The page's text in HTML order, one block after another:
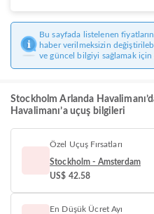
Bu sayfada listelenen
haber verilmeksizin
ve güncel bilgiyi sağlamak için
Stockholm Arlanda
Havalimanı’a uçuş bilgileri
Özel Uçuş Fırsatları
Stockholm - Amsterdam
US$ 42.58
En Düşük Ücret Ayı